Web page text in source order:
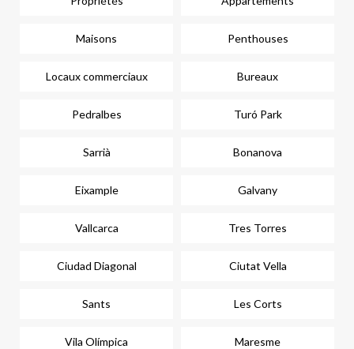
Maisons Penthouses
Locaux commerciaux Bureaux
Pedralbes Turó Park
Sarrià Bonanova
Eixample Galvany
Vallcarca Tres Torres
Ciudad Diagonal Ciutat Vella
Sants Les Corts
Vila Olímpica Maresme